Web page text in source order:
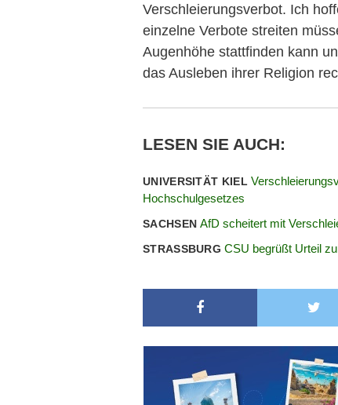
Verschleierungsverbot. Ich
einzelne Verbote streiten
Augenhöhe stattfinden kann
das Ausleben ihrer Religion
LESEN SIE AUCH:
UNIVERSITÄT KIEL
Hochschulgesetzes
SACHSENAfD scheitert mit
STRASSBURG CSU begrüßt Urteil